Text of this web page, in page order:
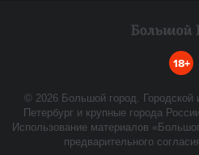
18+
© 2026 Большой город. Городской
Петербург и крупные города
Использование материалов
предварительного